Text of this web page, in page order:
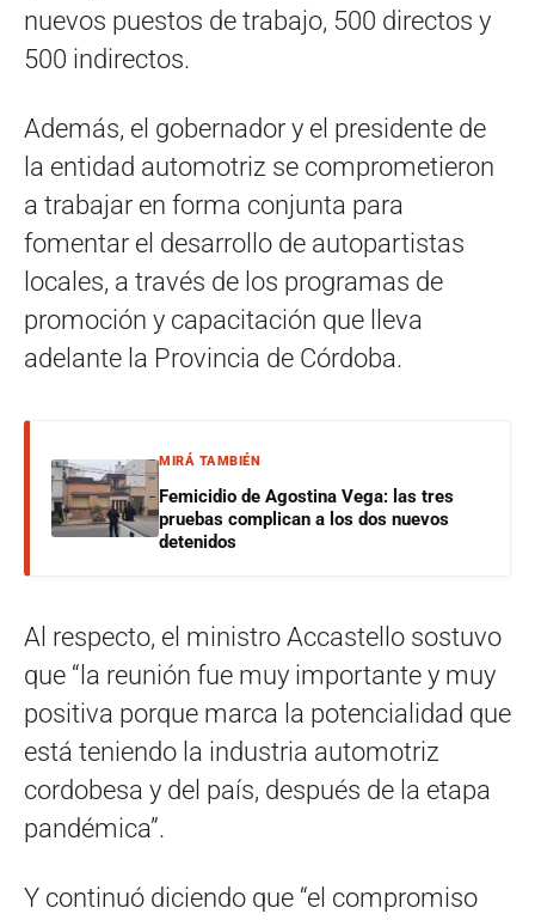
nuevos puestos de trabajo, 500 directos y
500 indirectos.
Además, el gobernador y el presidente de
la entidad automotriz se comprometieron
a trabajar en forma conjunta para
fomentar el desarrollo de autopartistas
locales, a través de los programas de
promoción y capacitación que lleva
adelante la Provincia de Córdoba.
MIRÁ TAMBIÉN
Femicidio de Agostina Vega: las tres
pruebas complican a los dos nuevos
detenidos
Al respecto, el ministro Accastello sostuvo
que “la reunión fue muy importante y muy
positiva porque marca la potencialidad que
está teniendo la industria automotriz
cordobesa y del país, después de la etapa
pandémica”.
Y continuó diciendo que “el compromiso